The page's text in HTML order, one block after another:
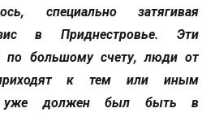
специально затягивая
в Приднестровье. Эти
большому счету, люди от
к тем или иным
уже должен был быть в